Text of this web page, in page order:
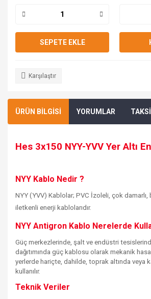
SEPETE EKLE
Karşılaştır
ÜRÜN BİLGİSİ YORUMLAR
Hes 3x150 NYY-YVV Yer Altı
NYY Kablo Nedir ?
NYY (YVV) Kablolar; PVC İzoleli, çok damarlı,
iletkenli enerji kablolarıdır.
NYY Antigron Kablo Nerelerde
Güç merkezlerinde, şalt ve endüstri
dağıtımında güç kablosu olarak mekanik
yerlerde hariçte, dahilde, toprak altında veya
kullanılır.
Teknik Veriler